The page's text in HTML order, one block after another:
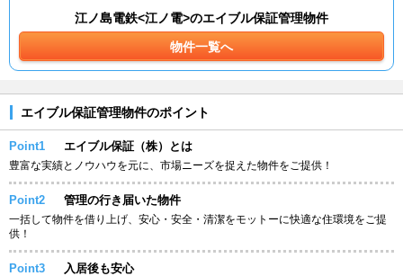
江ノ島電鉄<江ノ電>のエイブル保証管理物件
物件一覧へ
エイブル保証管理物件のポイント
Point1 エイブル保証（株）とは
豊富な実績とノウハウを元に、市場ニーズを捉えた物件をご提供！
Point2 管理の行き届いた物件
一括して物件を借り上げ、安心・安全・清潔をモットーに快適な住環境をご提
供！
Point3 入居後も安心